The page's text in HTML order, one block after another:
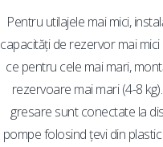
Pentru utilajele mai mici,
capacități de rezervor mai mici
ce pentru cele mai mari,
rezervoare mai mari (4-8
gresare sunt conectate la
pompe folosind țevi din